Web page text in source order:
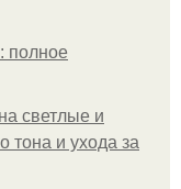
полное
светлые и
тона и ухода за